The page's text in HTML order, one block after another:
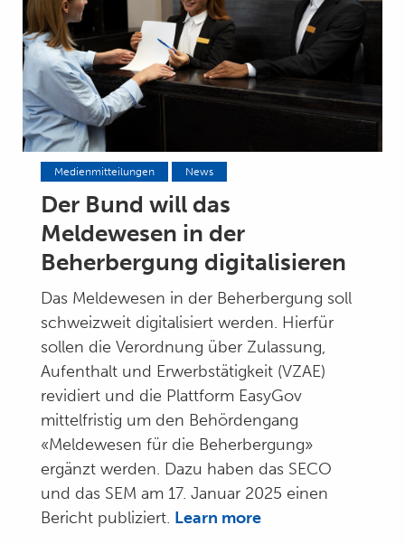
Medienmitteilungen News
Der Bund will das
Meldewesen in der
Beherbergung digitalisieren
Das Meldewesen in der Beherbergung soll
schweizweit digitalisiert werden. Hierfür
sollen die Verordnung über Zulassung,
Aufenthalt und Erwerbstätigkeit (VZAE)
revidiert und die Plattform EasyGov
mittelfristig um den Behördengang
«Meldewesen für die Beherbergung»
ergänzt werden. Dazu haben das SECO
und das SEM am 17. Januar 2025 einen
Bericht publiziert. Learn more